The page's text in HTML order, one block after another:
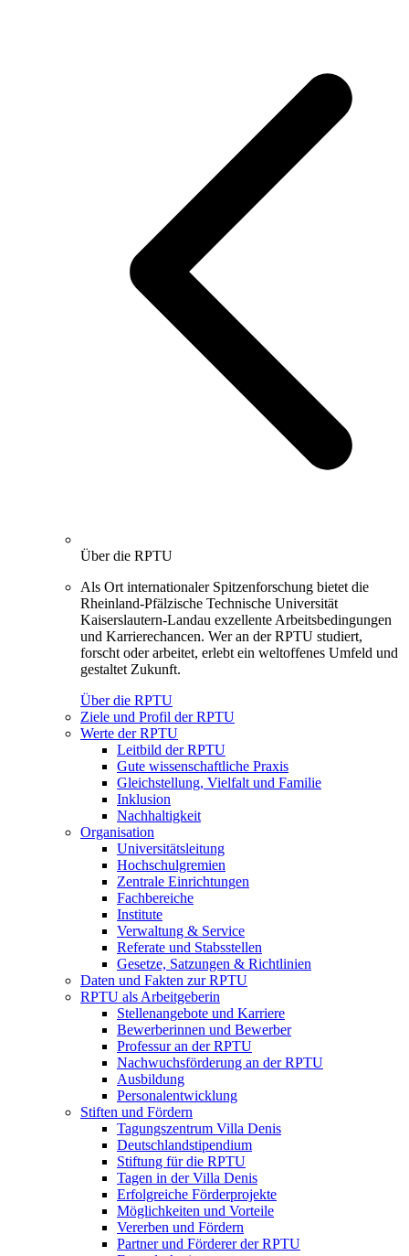
Über die RPTU
Als Ort internationaler Spitzenforschung bietet die
Rheinland-Pfälzische Technische Universität
Kaiserslautern-Landau exzellente Arbeitsbedingungen
und Karrierechancen. Wer an der RPTU studiert,
forscht oder arbeitet, erlebt ein weltoffenes Umfeld und
gestaltet Zukunft.
Über die RPTU
Ziele und Profil der RPTU
Werte der RPTU
Leitbild der RPTU
Gute wissenschaftliche Praxis
Gleichstellung, Vielfalt und Familie
Inklusion
Nachhaltigkeit
Organisation
Universitätsleitung
Hochschulgremien
Zentrale Einrichtungen
Fachbereiche
Institute
Verwaltung & Service
Referate und Stabsstellen
Gesetze, Satzungen & Richtlinien
Daten und Fakten zur RPTU
RPTU als Arbeitgeberin
Stellenangebote und Karriere
Bewerberinnen und Bewerber
Professur an der RPTU
Nachwuchsförderung an der RPTU
Ausbildung
Personalentwicklung
Stiften und Fördern
Tagungszentrum Villa Denis
Deutschlandstipendium
Stiftung für die RPTU
Tagen in der Villa Denis
Erfolgreiche Förderprojekte
Möglichkeiten und Vorteile
Vererben und Fördern
Partner und Förderer der RPTU